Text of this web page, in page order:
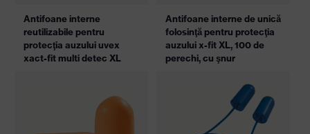
Antifoane interne
reutilizabile pentru
protecţia auzului uvex
xact-fit multi detec XL
Antifoane interne de unică
folosinţă pentru protecţia
auzului x-fit XL, 100 de
perechi, cu şnur